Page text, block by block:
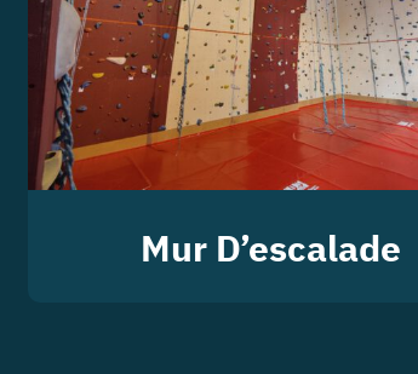
Mur D’escalade